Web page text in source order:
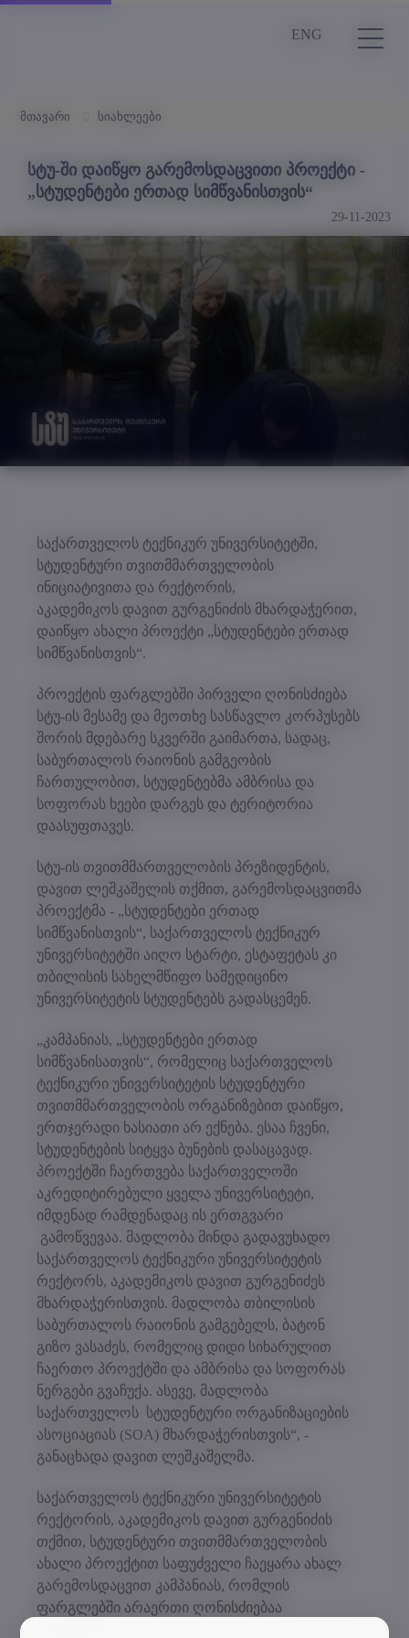
ENG
მთავარი სიახლეები
სტუ-ში დაიწყო გარემოსდაცვითი პროექტი -
„სტუდენტები ერთად სიმწვანისთვის“
29-11-2023
საქართველოს ტექნიკურ უნივერსიტეტში,
სტუდენტური თვითმმართველობის
ინიციატივითა და რექტორის,
აკადემიკოს დავით გურგენიძის მხარდაჭერით,
დაიწყო ახალი პროექტი „სტუდენტები ერთად
სიმწვანისთვის“.
პროექტის ფარგლებში პირველი ღონისძიება
სტუ-ის მესამე და მეოთხე სასწავლო კორპუსებს
შორის მდებარე სკვერში გაიმართა, სადაც,
საბურთალოს რაიონის გამგეობის
ჩართულობით, სტუდენტებმა ამბრისა და
სოფორას ხეები დარგეს და ტერიტორია
დაასუფთავეს.
სტუ-ის თვითმმართველობის პრეზიდენტის,
დავით ლეშკაშელის თქმით, გარემოსდაცვითმა
პროექტმა - „სტუდენტები ერთად
სიმწვანისთვის“, საქართველოს ტექნიკურ
უნივერსიტეტში აიღო სტარტი, ესტაფეტას კი
თბილისის სახელმწიფო სამედიცინო
უნივერსიტეტის სტუდენტებს გადასცემენ.
„კამპანიას, „სტუდენტები ერთად
სიმწვანისათვის“, რომელიც საქართველოს
ტექნიკური უნივერსიტეტის სტუდენტური
თვითმმართველობის ორგანიზებით დაიწყო,
ერთჯერადი ხასიათი არ ექნება. ესაა ჩვენი,
სტუდენტების სიტყვა ბუნების დასაცავად.
პროექტში ჩაერთვება საქართველოში
აკრედიტირებული ყველა უნივერსიტეტი,
იმდენად რამდენადაც ის ერთგვარი
გამოწვევაა. მადლობა მინდა გადავუხადო
საქართველოს ტექნიკური უნივერსიტეტის
რექტორს, აკადემიკოს დავით გურგენიძეს
მხარდაჭერისთვის. მადლობა თბილისის
საბურთალოს რაიონის გამგებელს, ბატონ
გიზო ვასაძეს, რომელიც დიდი სიხარულით
ჩაერთო პროექტში და ამბრისა და სოფორას
ნერგები გვაჩუქა. ასევე, მადლობა
საქართველოს სტუდენტური ორგანიზაციების
ასოციაციას (SOA) მხარდაჭერისთვის“, -
განაცხადა დავით ლეშკაშელმა.
საქართველოს ტექნიკური უნივერსიტეტის
რექტორის, აკადემიკოს დავით გურგენიძის
თქმით, სტუდენტური თვითმმართველობის
ახალი პროექტით საფუძველი ჩაეყარა ახალ
გარემოსდაცვით კამპანიას, რომლის
ფარგლებში არაერთი ღონისძიებაა